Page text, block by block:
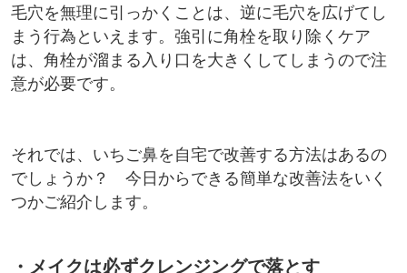
毛穴を無理に引っかくことは、逆に毛穴を広げてし
まう行為といえます。強引に角栓を取り除くケア
は、角栓が溜まる入り口を大きくしてしまうので注
意が必要です。
それでは、いちご鼻を自宅で改善する方法はあるの
でしょうか？ 今日からできる簡単な改善法をいく
つかご紹介します。
・メイクは必ずクレンジングで落とす